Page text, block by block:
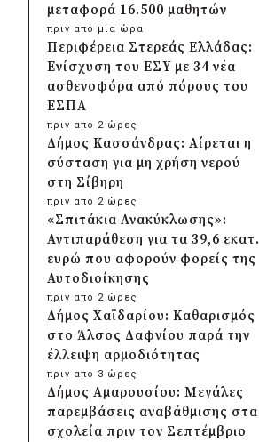
μεταφορά 16.500 μαθητών
πριν από μία ώρα
Περιφέρεια Στερεάς Ελλάδας:
Ενίσχυση του ΕΣΥ με 34 νέα
ασθενοφόρα από πόρους του
ΕΣΠΑ
πριν από 2 ώρες
Δήμος Κασσάνδρας: Αίρεται η
σύσταση για μη χρήση νερού
στη Σίβηρη
πριν από 2 ώρες
«Σπιτάκια Ανακύκλωσης»:
Αντιπαράθεση για τα 39,6 εκατ.
ευρώ που αφορούν φορείς της
Αυτοδιοίκησης
πριν από 2 ώρες
Δήμος Χαϊδαρίου: Καθαρισμός
στο Άλσος Δαφνίου παρά την
έλλειψη αρμοδιότητας
πριν από 3 ώρες
Δήμος Αμαρουσίου: Μεγάλες
παρεμβάσεις αναβάθμισης στα
σχολεία πριν τον Σεπτέμβριο